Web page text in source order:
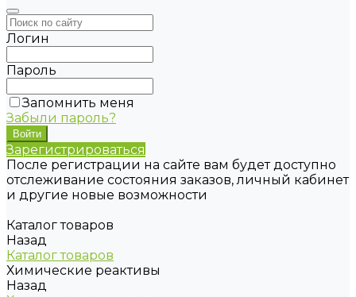
Логин
Пароль
Запомнить меня
Забыли пароль?
Зарегистрироваться
После регистрации на сайте вам будет доступно
отслеживание состояния заказов, личный кабинет
и другие новые возможности
Каталог товаров
Назад
Каталог товаров
Химические реактивы
Назад